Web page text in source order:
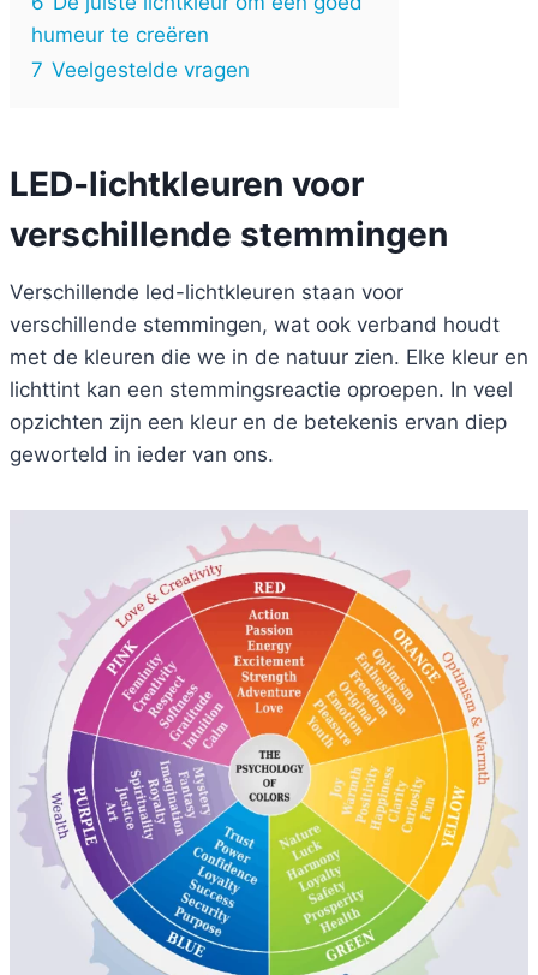
humeur te creëren
7 Veelgestelde vragen
LED-lichtkleuren voor
verschillende stemmingen
Verschillende led-lichtkleuren staan voor
verschillende stemmingen, wat ook verband houdt
met de kleuren die we in de natuur zien. Elke kleur en
lichttint kan een stemmingsreactie oproepen. In veel
opzichten zijn een kleur en de betekenis ervan diep
geworteld in ieder van ons.